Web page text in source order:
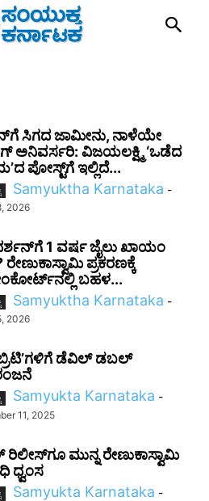
ಸಿಗದ ಜಾಮೀನು, ನಾಳೆಯೇ
ಅನಿವರ್ಸರಿ: ವಿಜಯಲಕ್ಷ್ಮಿ ‘ಒಡೆದ
ಪೋಸ್ಟ್‌ಗೆ ಇಲ್ಲಿದೆ...
Samyuktha Karnataka -
2026
1 ವರ್ಷ ಜೈಲು ಖಾಯಂ
ಪ್ರಕರಣಕ್ಕೆ
ಬಹಳ...
Samyuktha Karnataka -
2026
ಡೆವಿಲ್ ಡಬಲ್
Samyukta Karnataka -
11, 2025
ಮುನ್ನ ರೇಣುಕಾಸ್ವಾಮಿ
ಧ್ವಂಸ
Samyukta Karnataka -